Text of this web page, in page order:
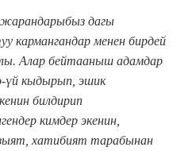
дагы
кармангандар менен бирдей
Алар бейтааныш адамдар
үй кыдырып, эшик
билдирип
кимдер экенин,
хатибият тарабынан